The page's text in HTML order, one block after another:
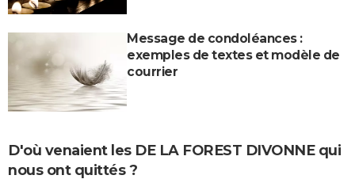
Message de condoléances :
exemples de textes et modèle de
courrier
D'où venaient les DE LA FOREST DIVONNE qui
nous ont quittés ?